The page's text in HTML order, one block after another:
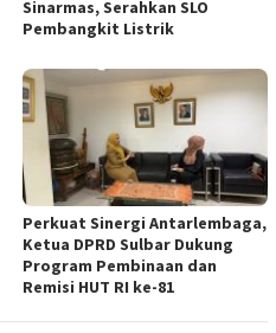
Sinarmas, Serahkan SLO
Pembangkit Listrik
Perkuat Sinergi Antarlembaga,
Ketua DPRD Sulbar Dukung
Program Pembinaan dan
Remisi HUT RI ke-81